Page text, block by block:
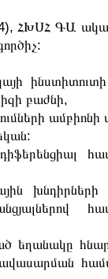
ՀԽՍՀ ԳԱ
ինստիտուտի
բաժնի,
ամբիոնի
եղանակը